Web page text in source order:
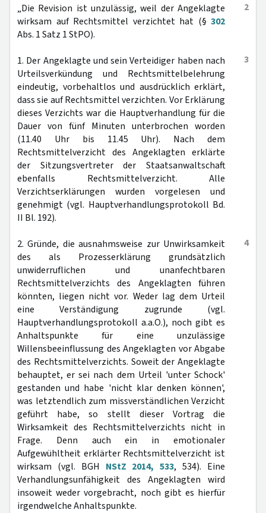
2
„Die Revision ist unzulässig, weil der Angeklagte
wirksam auf Rechtsmittel verzichtet hat (§ 302
Abs. 1 Satz 1 StPO).
3
1. Der Angeklagte und sein Verteidiger haben nach
Urteilsverkündung und Rechtsmittelbelehrung
eindeutig, vorbehaltlos und ausdrücklich erklärt,
dass sie auf Rechtsmittel verzichten. Vor Erklärung
dieses Verzichts war die Hauptverhandlung für die
Dauer von fünf Minuten unterbrochen worden
(11.40 Uhr bis 11.45 Uhr). Nach dem
Rechtsmittelverzicht des Angeklagten erklärte
der Sitzungsvertreter der Staatsanwaltschaft
ebenfalls Rechtsmittelverzicht. Alle
Verzichtserklärungen wurden vorgelesen und
genehmigt (vgl. Hauptverhandlungsprotokoll Bd.
II Bl. 192).
4
2. Gründe, die ausnahmsweise zur Unwirksamkeit
des als Prozesserklärung grundsätzlich
unwiderruflichen und unanfechtbaren
Rechtsmittelverzichts des Angeklagten führen
könnten, liegen nicht vor. Weder lag dem Urteil
eine Verständigung zugrunde (vgl.
Hauptverhandlungsprotokoll a.a.O.), noch gibt es
Anhaltspunkte für eine unzulässige
Willensbeeinflussung des Angeklagten vor Abgabe
des Rechtsmittelverzichts. Soweit der Angeklagte
behauptet, er sei nach dem Urteil 'unter Schock'
gestanden und habe 'nicht klar denken können',
was letztendlich zum missverständlichen Verzicht
geführt habe, so stellt dieser Vortrag die
Wirksamkeit des Rechtsmittelverzichts nicht in
Frage. Denn auch ein in emotionaler
Aufgewühltheit erklärter Rechtsmittelverzicht ist
wirksam (vgl. BGH NStZ 2014, 533, 534). Eine
Verhandlungsunfähigkeit des Angeklagten wird
insoweit weder vorgebracht, noch gibt es hierfür
irgendwelche Anhaltspunkte.